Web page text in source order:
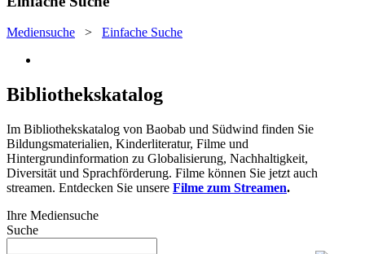
Mediensuche > Einfache Suche
Bibliothekskatalog
Im Bibliothekskatalog von Baobab und Südwind finden Sie
Bildungsmaterialien, Kinderliteratur, Filme und
Hintergrundinformation zu Globalisierung, Nachhaltigkeit,
Diversität und Sprachförderung. Filme können Sie jetzt auch
streamen. Entdecken Sie unsere Filme zum Streamen.
Ihre Mediensuche
Suche